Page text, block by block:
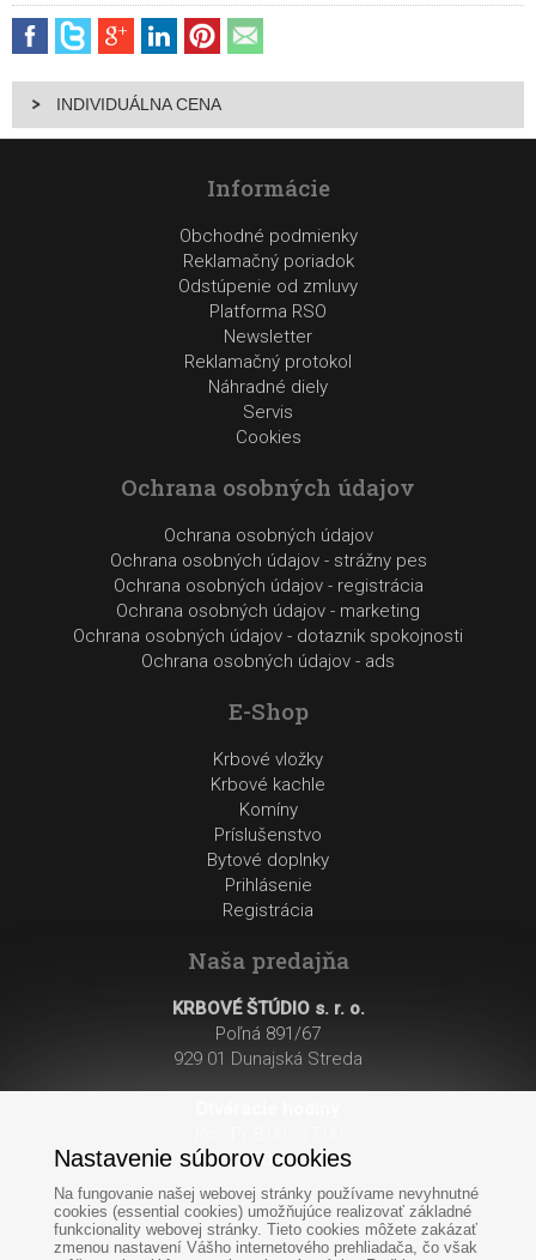
INDIVIDUÁLNA CENA
Informácie
Obchodné podmienky
Reklamačný poriadok
Odstúpenie od zmluvy
Platforma RSO
Newsletter
Reklamačný protokol
Náhradné diely
Servis
Cookies
Ochrana osobných údajov
Ochrana osobných údajov
Ochrana osobných údajov - strážny pes
Ochrana osobných údajov - registrácia
Ochrana osobných údajov - marketing
Ochrana osobných údajov - dotaznik spokojnosti
Ochrana osobných údajov - ads
E-Shop
Krbové vložky
Krbové kachle
Komíny
Príslušenstvo
Bytové doplnky
Prihlásenie
Registrácia
Naša predajňa
KRBOVÉ ŠTÚDIO s. r. o.
Poľná 891/67
929 01 Dunajská Streda
So: 8:00 - 12:00
Nastavenie súborov cookies
Na fungovanie našej webovej stránky používame nevyhnutné
cookies (essential cookies) umožňujúce realizovať základné
funkcionality webovej stránky. Tieto cookies môžete zakázať
zmenou nastavení Vášho internetového prehliadača, čo však